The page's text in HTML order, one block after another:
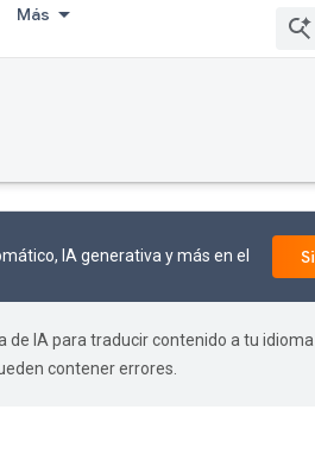
Más
IA generativa y más en el
de IA para traducir contenido a tu idioma
contener errores.